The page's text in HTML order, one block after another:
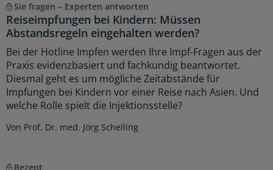
Sie fragen – Experten antworten
Reiseimpfungen bei Kindern: Müssen
Abstandsregeln eingehalten werden?
Bei der Hotline Impfen werden Ihre Impf-Fragen aus der
Praxis evidenzbasiert und fachkundig beantwortet.
Diesmal geht es um mögliche Zeitabstände für
Impfungen bei Kindern vor einer Reise nach Asien. Und
welche Rolle spielt die Injektionsstelle?
Von Prof. Dr. med. Jörg Schelling
Rezept